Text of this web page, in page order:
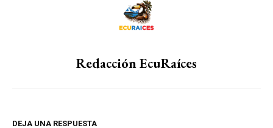
Redacción EcuRaíces
DEJA UNA RESPUESTA